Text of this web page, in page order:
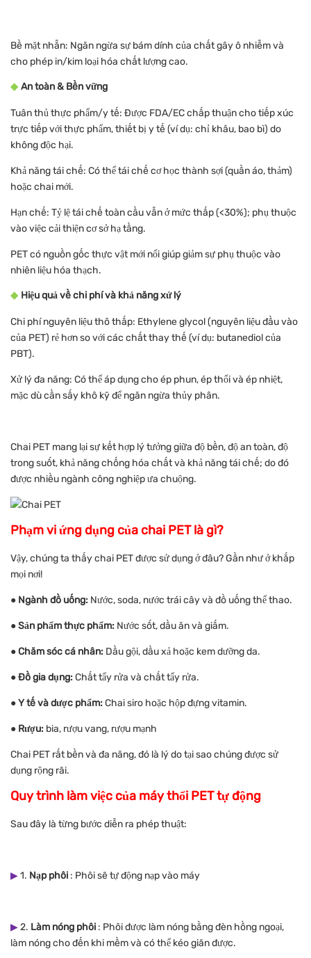
Bề mặt nhẵn: Ngăn ngừa sự bám dính của chất gây ô nhiễm và
cho phép in/kim loại hóa chất lượng cao.
◆ An toàn & Bền vững
Tuân thủ thực phẩm/y tế: Được FDA/EC chấp thuận cho tiếp xúc
trực tiếp với thực phẩm, thiết bị y tế (ví dụ: chỉ khâu, bao bì) do
không độc hại.
Khả năng tái chế: Có thể tái chế cơ học thành sợi (quần áo, thảm)
hoặc chai mới.
Hạn chế: Tỷ lệ tái chế toàn cầu vẫn ở mức thấp (<30%); phụ thuộc
vào việc cải thiện cơ sở hạ tầng.
PET có nguồn gốc thực vật mới nổi giúp giảm sự phụ thuộc vào
nhiên liệu hóa thạch.
◆ Hiệu quả về chi phí và khả năng xử lý
Chi phí nguyên liệu thô thấp: Ethylene glycol (nguyên liệu đầu vào
của PET) rẻ hơn so với các chất thay thế (ví dụ: butanediol của
PBT).
Xử lý đa năng: Có thể áp dụng cho ép phun, ép thổi và ép nhiệt,
mặc dù cần sấy khô kỹ để ngăn ngừa thủy phân.
Chai PET mang lại sự kết hợp lý tưởng giữa độ bền, độ an toàn, độ
trong suốt, khả năng chống hóa chất và khả năng tái chế; do đó
được nhiều ngành công nghiệp ưa chuộng.
Phạm vi ứng dụng của chai PET là gì?
Vậy, chúng ta thấy chai PET được sử dụng ở đâu? Gần như ở khắp
mọi nơi!
● Ngành đồ uống: Nước, soda, nước trái cây và đồ uống thể thao.
● Sản phẩm thực phẩm: Nước sốt, dầu ăn và giấm.
●Chăm sóc cá nhân: Dầu gội, dầu xả hoặc kem dưỡng da.
●Đồ gia dụng:Chất tẩy rửa và chất tẩy rửa.
●Y tế và dược phẩm:Chai siro hoặc hộp đựng vitamin.
● Rượu: bia, rượu vang, rượu mạnh
Chai PET rất bền và đa năng, đó là lý do tại sao chúng được sử
dụng rộng rãi.
Quy trình làm việc của máy thổi PET tự động
Sau đây là từng bước diễn ra phép thuật:
▶1. Nạp phôi : Phôi sẽ tự động nạp vào máy
▶2. Làm nóng phôi : Phôi được làm nóng bằng đèn hồng ngoại,
làm nóng cho đến khi mềm và có thể kéo giãn được.